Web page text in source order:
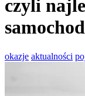
czyli
okazje aktualności